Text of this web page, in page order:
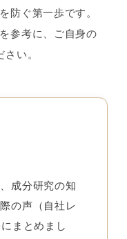
防ぐ第一歩です。
参考に、ご自身の
さい。
成分研究の知
の声（自社レ
まとめまし